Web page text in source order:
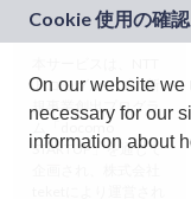
ドコモグループの新
規事業創出プログラ
ム「docomo
STARTUP」を通じて
On our website
necessary for our
information about